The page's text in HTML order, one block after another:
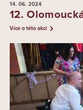
14. 06. 2024
12.
Více o této akci